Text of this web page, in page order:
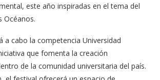
este año inspiradas en el tema del
Océanos.
a cabo la competencia Universidad
que fomenta la creación
de la comunidad universitaria del país.